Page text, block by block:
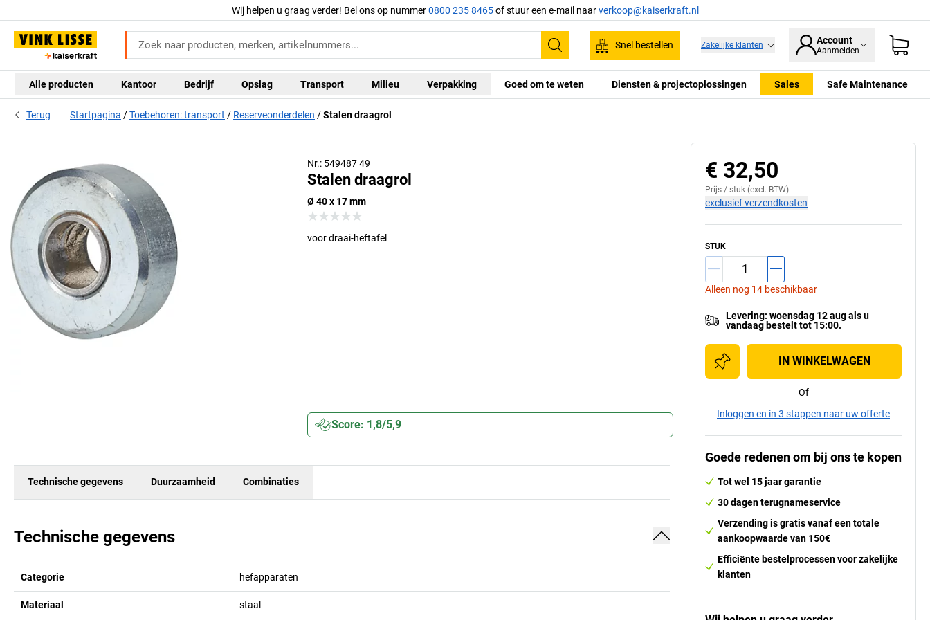
Wij helpen u graag verder! Bel ons op nummer0800 235 8465of stuur een e-mail naarverkoop@kaiserkraft.nl
Zoeken
Snel bestellen Zakelijke klanten Account
Aanmelden
Alle producten Kantoor Bedrijf Opslag Transport Milieu Verpakking Goed om te weten Diensten & projectoplossingen Sales Safe Maintenance
Terug Startpagina Toebehoren: transport Reserveonderdelen Stalen draagrol
Nr.: 549487 49
Stalen draagrol
Ø 40 x 17 mm
voor draai-heftafel
Score: 1,8/5,9
Technische gegevens Duurzaamheid Combinaties
Technische gegevens
Categorie hefapparaten
Materiaal staal
€ 32,50
Prijs / stuk (excl. BTW)
exclusief verzendkosten
STUK
Alleen nog 14 beschikbaar
Levering: woensdag 12 augals u
vandaag bestelt tot 15:00.
IN WINKELWAGEN
Of
Inloggen en in 3 stappen naar uw offerte
Goede redenen om bij ons te kopen
Tot wel 15 jaar garantie
30 dagen terugnameservice
Verzending is gratis vanaf een totale
aankoopwaarde van 150€
Efficiënte bestelprocessen voor zakelijke
klanten